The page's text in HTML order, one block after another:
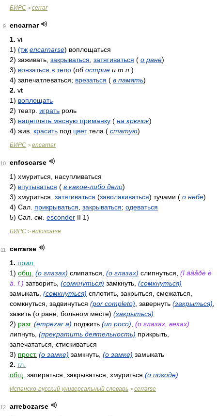
БИРС > cerrar
9
encarnar
1. vi
1) (тж encarnarse) воплощаться
2) заживать, закрываться затягиваться ( о ране)
3) вонзаться в тело (обострие и т.п. )
4) запечатлеваться; врезаться ( в память)
2. vt
1) воплощать
2) театр. играть роль
3) нацеплять мясную приманку ( на крючок)
4) жив. красить под цветтела ( статую)
БИРС > encarnar
10
enfoscarse
1) хмуриться, насупливаться
2) впутываться ( в какое-либо дело)
3) хмуриться, затягиваться (заволакиваться) тучами ( о небе)
4) Сал. прикрываться закрываться; одеваться
5) Сал. см. esconder II 1)
БИРС > enfoscarse
11
cerrarse
1. прил.
1) общ. (о глазах) слипаться, (о глазах) слипнуться, (î äâåðè è
á. ï.) затворить, (сомкнуться) замкнуть, (сомкнуться)
замыкать, (сомкнуться) сплотить, закрыться, смежаться,
сомкнуться, задвинуться (por completo) , завернуть (закрыться)
зажить (о ране, больном месте) (закрыться)
2) разг. (empezar a) поджить (un poco) (о глазах, веках)
липнуть, (прекратить деятельность) прикрыть,
запечататься, стискиваться
3) прост. (о замке) замкнуть, (о замке) замыкать
2. гл.
общ. запираться, закрываться, хмуриться (о погоде)
Испанско-русский универсальный словарь > cerrarse
12
arrebozarse